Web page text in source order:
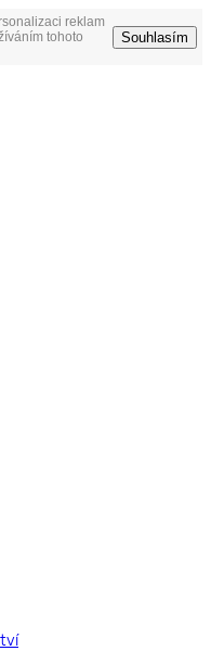
reklam
tohoto
Souhlasím